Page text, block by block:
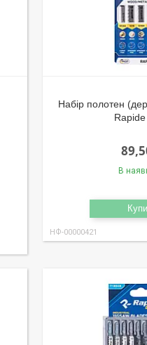
Набір полотен
В
НФ-00000421